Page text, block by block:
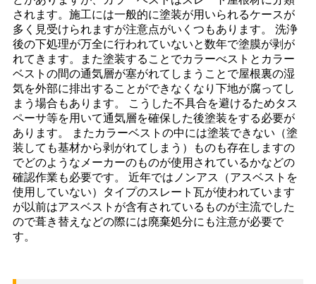
されます。施工には一般的に塗装が用いられるケースが
多く見受けられますが注意点がいくつもあります。 洗浄
後の下処理が万全に行われていないと数年で塗膜が剥が
れてきます。また塗装することでカラーべストとカラー
ベストの間の通気層が塞がれてしまうことで屋根裏の湿
気を外部に排出することができなくなり下地が腐ってし
まう場合もあります。 こうした不具合を避けるためタス
ペーサ等を用いて通気層を確保した後塗装をする必要が
あります。 またカラーベストの中には塗装できない（塗
装しても基材から剥がれてしまう）ものも存在しますの
でどのようなメーカーのものが使用されているかなどの
確認作業も必要です。 近年ではノンアス（アスベストを
使用していない）タイプのスレート瓦が使われています
が以前はアスベストが含有されているものが主流でした
ので葺き替えなどの際には廃棄処分にも注意が必要で
す。